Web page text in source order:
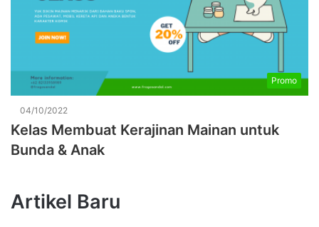
Promo
04/10/2022
Kelas Membuat Kerajinan Mainan untuk
Bunda & Anak
Artikel Baru